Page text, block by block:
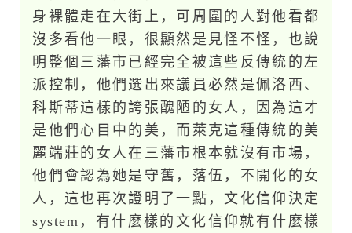
身裸體走在大街上，可周圍的人對他看都
沒多看他一眼，很顯然是見怪不怪，也說
明整個三藩市已經完全被這些反傳統的左
派控制，他們選出來議員必然是佩洛西、
科斯蒂這樣的誇張醜陋的女人，因為這才
是他們心目中的美，而萊克這種傳統的美
麗端莊的女人在三藩市根本就沒有市場，
他們會認為她是守舊，落伍，不開化的女
人，這也再次證明了一點，文化信仰決定
system，有什麼樣的文化信仰就有什麼樣